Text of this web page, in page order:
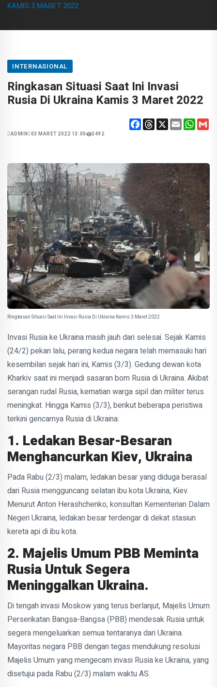
KAMIS 3 MARET 2022
INTERNASIONAL
Ringkasan Situasi Saat Ini Invasi
Rusia Di Ukraina Kamis 3 Maret 2022
ADMIN 03 MARET 2022 13:00 3492
Facebook
Threads
X Email
Ringkasan Situasi Saat Ini Invasi Rusia Di Ukraina Kamis 3 Maret 2022
Invasi Rusia ke Ukraina masih jauh dari selesai. Sejak Kamis
(24/2) pekan lalu, perang kedua negara telah memasuki hari
kesembilan sejak hari ini, Kamis (3/3). Gedung dewan kota
Kharkiv saat ini menjadi sasaran bom Rusia di Ukraina. Akibat
serangan rudal Rusia, kematian warga sipil dan militer terus
meningkat. Hingga Kamis (3/3), berikut beberapa peristiwa
terkini gencarnya Rusia di Ukraina:
1. Ledakan Besar-Besaran
Menghancurkan Kiev, Ukraina
Pada Rabu (2/3) malam, ledakan besar yang diduga berasal
dari Rusia mengguncang selatan ibu kota Ukraina, Kiev.
Menurut Anton Herashchenko, konsultan Kementerian Dalam
Negeri Ukraina, ledakan besar terdengar di dekat stasiun
kereta api di ibu kota.
2. Majelis Umum PBB Meminta
Rusia Untuk Segera
Meninggalkan Ukraina.
Di tengah invasi Moskow yang terus berlanjut, Majelis Umum
Perserikatan Bangsa-Bangsa (PBB) mendesak Rusia untuk
segera mengeluarkan semua tentaranya dari Ukraina.
Mayoritas negara PBB dengan tegas mendukung resolusi
Majelis Umum yang mengecam invasi Rusia ke Ukraina, yang
disetujui pada Rabu (2/3) malam waktu AS.